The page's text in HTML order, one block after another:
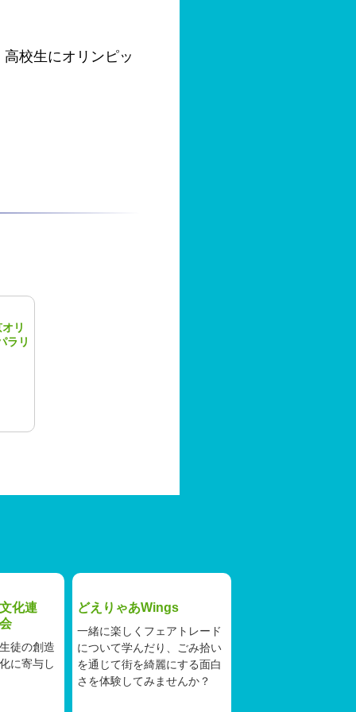
校生にオリンピッ
リ
ラリ
化連
徒の創造
に寄与し
どえりゃあWings
一緒に楽しくフェアトレード
について学んだり、ごみ拾い
を通じて街を綺麗にする面白
さを体験してみませんか？